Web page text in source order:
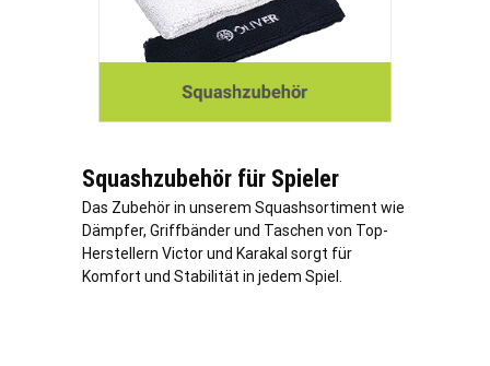
Squashzubehör für Spieler
Das Zubehör in unserem Squashsortiment wie
Dämpfer, Griffbänder und Taschen von Top-
Herstellern Victor und Karakal sorgt für
Komfort und Stabilität in jedem Spiel.